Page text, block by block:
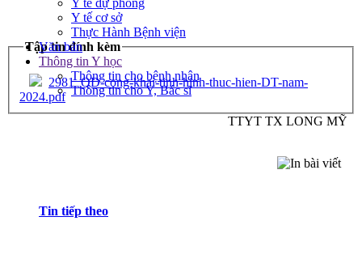
Y tế dự phòng
Y tế cơ sở
Thực Hành Bệnh viện
Văn bản
Thông tin Y học
Thông tin cho bệnh nhân
Thông tin cho Y, Bác sĩ
Tập tin đính kèm
2981_QD-cong-khai-tinh-hinh-thuc-hien-DT-nam-
2024.pdf
TTYT TX LONG MỸ
Tin tiếp theo